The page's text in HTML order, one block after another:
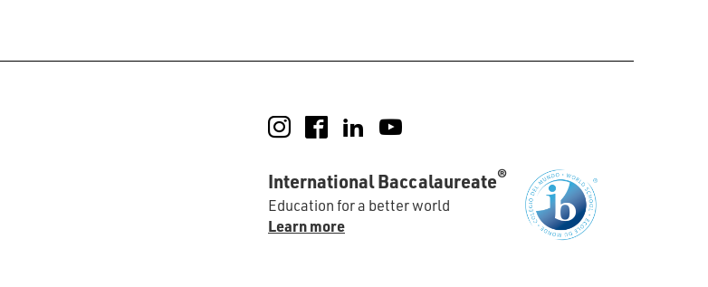
Instagram
FacebookLinkedIn
International Baccalaureate®
Education for a better world
Learn more